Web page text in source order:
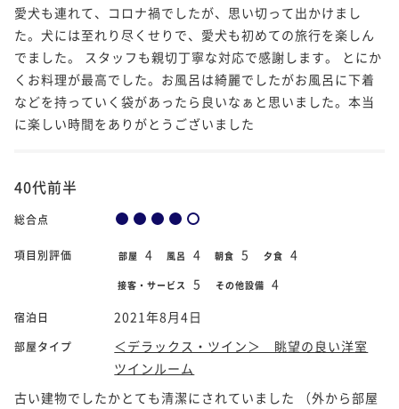
愛犬も連れて、コロナ禍でしたが、思い切って出かけまし
た。犬には至れり尽くせりで、愛犬も初めての旅行を楽しん
でました。 スタッフも親切丁寧な対応で感謝します。 とにか
くお料理が最高でした。お風呂は綺麗でしたがお風呂に下着
などを持っていく袋があったら良いなぁと思いました。本当
に楽しい時間をありがとうございました
40代前半
総合点
項目別評価 部屋 4 風呂 4 朝食 5 夕食 4
接客・サービス 5 その他設備 4
宿泊日 2021年8月4日
部屋タイプ
＜デラックス・ツイン＞ 眺望の良い洋室
ツインルーム
古い建物でしたかとても清潔にされていました （外から部屋